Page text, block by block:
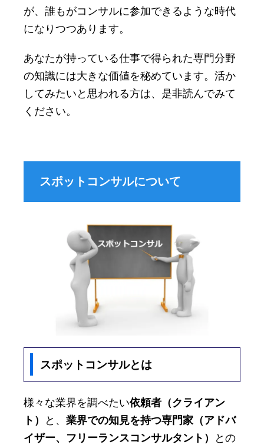
が、誰もがコンサルに参加できるような時代
になりつつあります。
あなたが持っている仕事で得られた専門分野
の知識には大きな価値を秘めています。活か
してみたいと思われる方は、是非読んでみて
ください。
スポットコンサルについて
スポットコンサルとは
様々な業界を調べたい依頼者（クライアン
ト）
と、 業界での知見を持つ専門家（アドバ
イザー、フリーランスコンサルタント）
との